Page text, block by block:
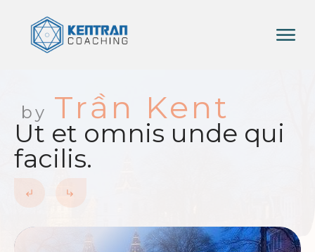
by Trần Kent
Ut et omnis unde qui
facilis.